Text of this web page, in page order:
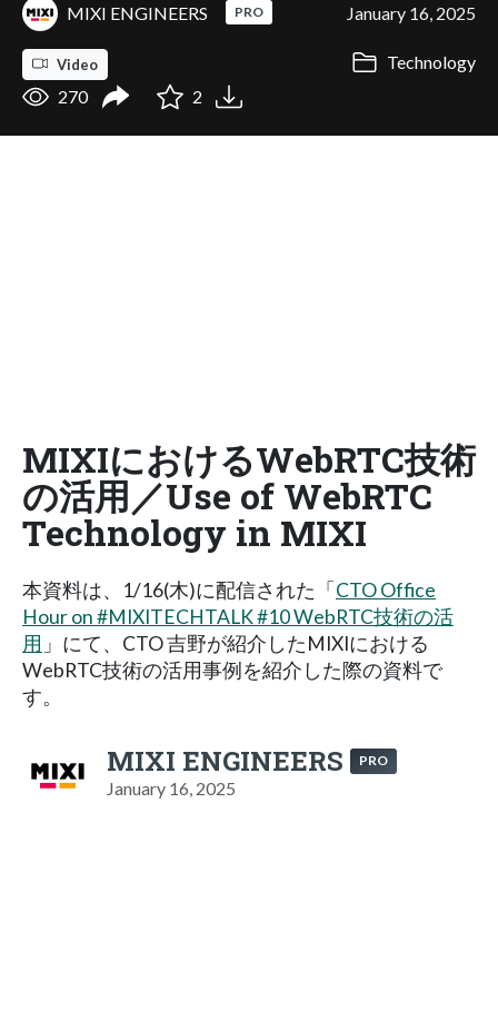
MIXI ENGINEERS PRO January 16, 2025
Video
Technology
270
2
MIXIにおけるWebRTC技術
の活用／Use of WebRTC
Technology in MIXI
本資料は、1/16(木)に配信された「CTO Office
Hour on #MIXITECHTALK #10 WebRTC技術の活
用 」にて、CTO 吉野が紹介したMIXIにおける
WebRTC技術の活用事例を紹介した際の資料で
す。
MIXI ENGINEERS PRO
January 16, 2025